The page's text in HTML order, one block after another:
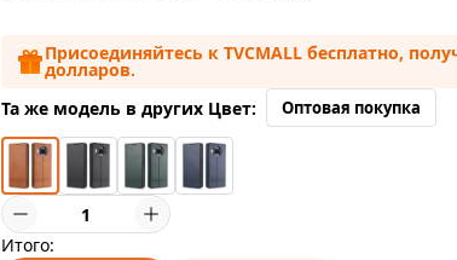
Присоединяйтесь к TVCMALL бесплатно,
долларов.
Та же модель в других Цвет: Оптовая покупка
Итого: